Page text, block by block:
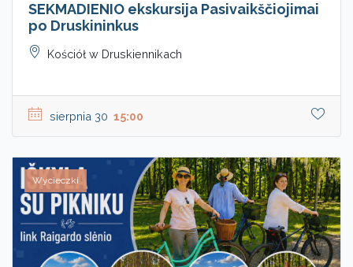
SEKMADIENIO ekskursija Pasivaikščiojimai
po Druskininkus
Kościół w Druskiennikach
sierpnia 30 15:00
Wycieczki